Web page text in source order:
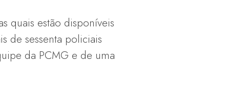
quais estão disponíveis
de sessenta policiais
da PCMG e de uma